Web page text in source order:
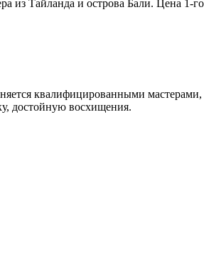
из Тайланда и острова Бали. Цена 1-
квалифицированными
достойную восхищения.